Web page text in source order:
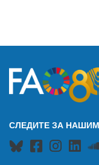
СЛЕДИТЕ ЗА